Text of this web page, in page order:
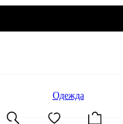
Одежда